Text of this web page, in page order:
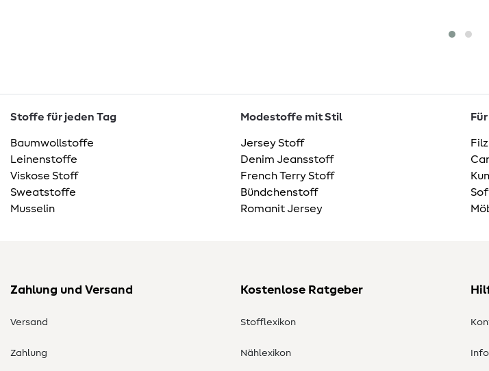
Stoffe für jeden Tag
Baumwollstoffe
Leinenstoffe
Viskose Stoff
Sweatstoffe
Musselin
Modestoffe mit Stil
Jersey Stoff
Denim Jeansstoff
French Terry Stoff
Bündchenstoff
Romanit Jersey
Filz
Zahlung und Versand
Versand
Zahlung
Kostenlose Ratgeber
Stofflexikon
Nählexikon